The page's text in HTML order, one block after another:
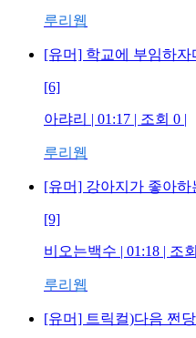
루리웹
[유머] 학교에 부임하
[6]
아랴리 | 01:17 | 조회 0 |
루리웹
[유머] 강아지가 좋아하
[9]
비오는백수 | 01:18 | 조회
루리웹
[유머] 트릭컬)다음 쩐